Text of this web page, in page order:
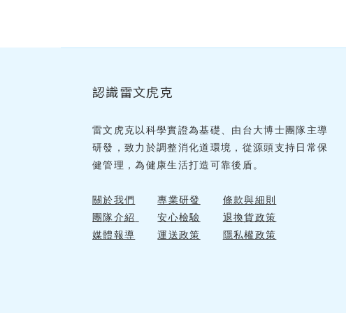
認識雷文虎克
雷文虎克以科學實證為基礎、由台大博士團隊主導
研發，致力於調整消化道環境，從源頭支持日常保
健管理，為健康生活打造可靠後盾。
關於我們 專業研發
條款與細則
團隊介紹
安心檢驗
退換貨政策
媒體報導
運送政策 隱私權政策